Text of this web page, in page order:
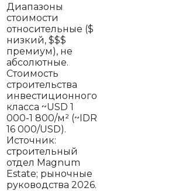
Диапазоны
стоимости
относительные ($
низкий, $$$
премиум), не
абсолютные.
Стоимость
строительства
инвестиционного
класса ~USD 1
000-1 800/м² (~IDR
16 000/USD).
Источник:
строительный
отдел Magnum
Estate; рыночные
руководства 2026.